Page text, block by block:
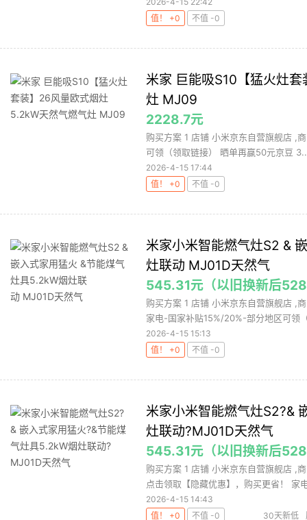
值！ +0
不值 -0
米家 巨能吸S10【猛火灶
灶 MJ09
2228.7元
购买方案 1 店铺 小米京东自营旗舰店 ,
可领（领取链接） 晒单再赢50元京豆
2026-4-15 17:44
值！ +0
不值 -0
米家小米智能燃气灶S2 &
灶联动 MJ01D天然气
545.31元（以旧换新后
购买方案 1 店铺 小米京东自营旗舰店 ,
家电-国家补贴15%/20%-部分地区可领
2026-4-15 15:13
值！ +0
不值 -0
米家小米智能燃气灶S2?&
灶联动?MJ01D天然气
545.31元（以旧换新后
购买方案 1 店铺 小米京东自营旗舰店 ,
点击领取【隐藏优惠】，购买更省！ 家
2026-4-15 14:43
值！ +0
不值 -0 30天新低